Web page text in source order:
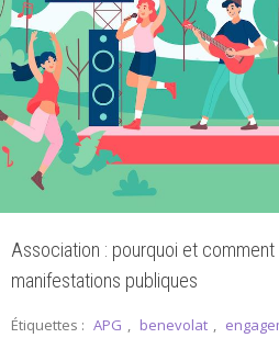
Association : pourquoi et
manifestations publiques
Étiquettes : APG , benevolat ,